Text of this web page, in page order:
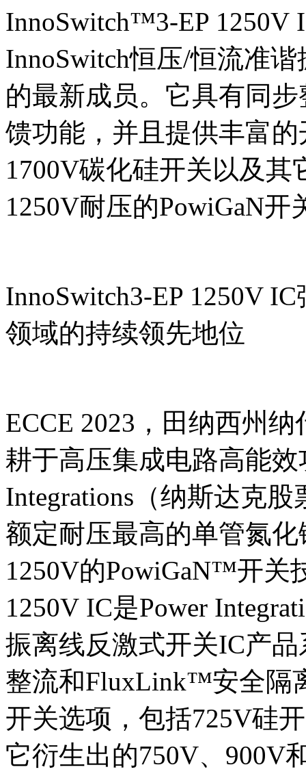
InnoSwitch™3-EP 1250V
InnoSwitch恒压/恒流准谐
的最新成员。它具有同步
馈功能，并且提供丰富
1700V碳化硅开关以及其
1250V耐压的PowiGaN开
InnoSwitch3-EP 1250V
领域的持续领先地位
ECCE 2023，田纳西州
耕于高压集成电路高能
Integrations（纳斯达克
额定耐压最高的单管氮
1250V的PowiGaN™开关
1250V IC是Power
振离线反激式开关IC产
整流和FluxLink™安全隔
开关选项，包括725V硅
它衍生出的750V、900V